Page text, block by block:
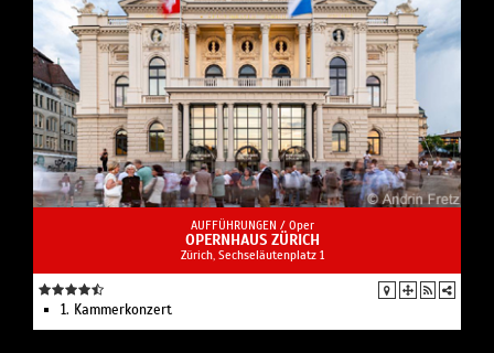
AUFFÜHRUNGEN / Oper
OPERNHAUS ZÜRICH
Zürich, Sechseläutenplatz 1
1. Kammerkonzert